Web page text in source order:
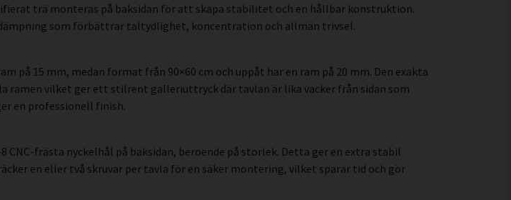
trä monteras på baksidan för att skapa stabilitet och en hållbar konstruktion.
som förbättrar taltydlighet, koncentration och allmän trivsel.
på 15 mm, medan format från 90×60 cm och uppåt har en ram på 20 mm. Den exakta
vilket ger ett stilrent galleriuttryck där tavlan är lika vacker från sidan som
en professionell finish.
frästa nyckelhål på baksidan, beroende på storlek. Detta ger en extra stabil
en eller två skruvar per tavla för en säker montering, vilket sparar tid och gör